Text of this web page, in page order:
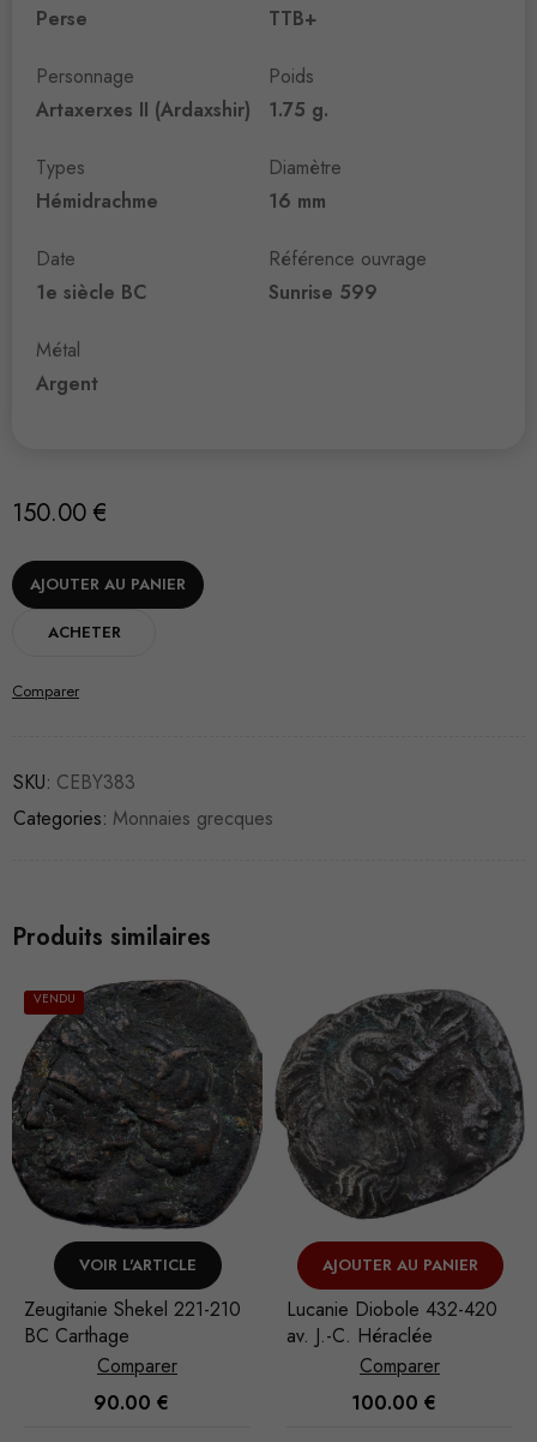
Perse
Personnage
Artaxerxes II (Ardaxshir)
Types
Hémidrachme
Date
1e siècle BC
Métal
Argent
TTB+
Poids
1.75 g.
Diamètre
16 mm
Référence ouvrage
Sunrise 599
150.00 €
AJOUTER AU PANIER
ACHETER
Comparer
SKU: CEBY383
Categories: Monnaies grecques
Produits similaires
VENDU
VOIR L'ARTICLE
Zeugitanie Shekel 221-210
BC Carthage
Comparer
90.00 €
AJOUTER AU PANIER
Lucanie Diobole 432-420
av. J.-C. Héraclée
Comparer
100.00 €
Nécessaire